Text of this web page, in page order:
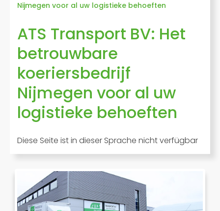
Nijmegen voor al uw logistieke behoeften
ATS Transport BV: Het
betrouwbare
koeriersbedrijf
Nijmegen voor al uw
logistieke behoeften
Diese Seite ist in dieser Sprache nicht verfügbar